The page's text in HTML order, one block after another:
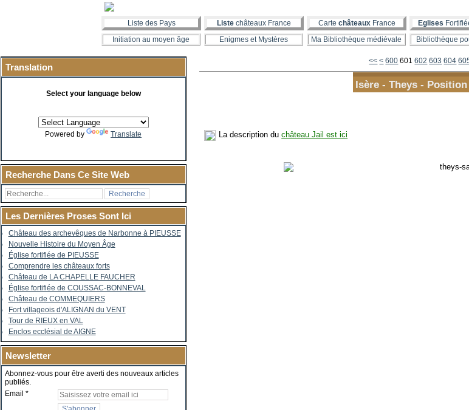
Liste des Pays Liste châteaux France Carte châteauxFrance Eglises
Initiation au moyen âge
Enigmes et Mystères Ma Bibliothèque médiévale Bibliothèque
Translation
Select your language below
Powered by Translate
Recherche Dans Ce Site Web
Les Dernières Proses Sont Ici
Château des archevêques de Narbonne à PIEUSSE
Nouvelle Histoire du Moyen Âge
Église fortifiée de PIEUSSE
Comprendre les châteaux forts
Château de LA CHAPELLE FAUCHER
Église fortifiée de COUSSAC-BONNEVAL
Château de COMMEQUIERS
Fort villageois d'ALIGNAN du VENT
Tour de RIEUX en VAL
Enclos ecclésial de AIGNE
Newsletter
Abonnez-vous pour être averti des nouveaux articles
publiés.
Email
<< < 600 601 602 603 604
Isère - Theys -
La description duchâteau Jail est ici